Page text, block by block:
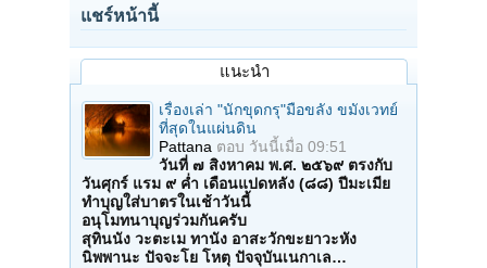
แชร์หน้านี้
แนะนำ
เรื่องเล่า "นักขุดกรุ"มือขลัง ขมังเวทย์
ที่สุดในแผ่นดิน
Pattana ตอบ วันนี้เมื่อ 09:51
วันที่ ๗ สิงหาคม พ.ศ. ๒๕๖๙ ตรงกับ
วันศุกร์ แรม ๙ ค่ำ เดือนแปดหลัง (๘๘) ปีมะเมีย
ทำบุญใส่บาตรในเช้าวันนี้
อนุโมทนาบุญร่วมกันครับ
สุทินนัง วะตะเม ทานัง อาสะวักขะยาวะหัง
นิพพานะ ปัจจะโย โหตุ ปัจจุบันเนกาเล…